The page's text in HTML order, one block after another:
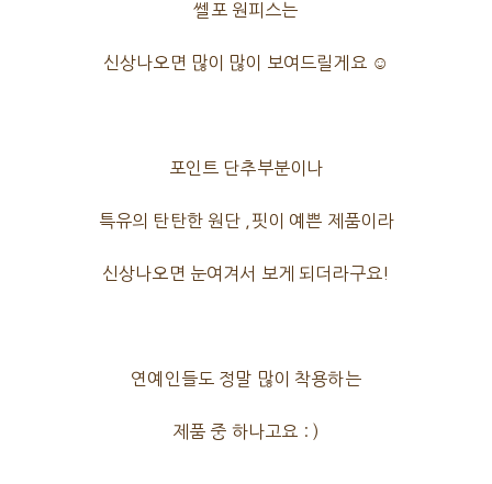
쎌포 원피스는
신상나오면 많이 많이 보여드릴게요 ☺
포인트 단추부분이나
특유의 탄탄한 원단 ,핏이 예쁜 제품이라
신상나오면 눈여겨서 보게 되더라구요!
연예인들도 정말 많이 착용하는
제품 중 하나고요 : )